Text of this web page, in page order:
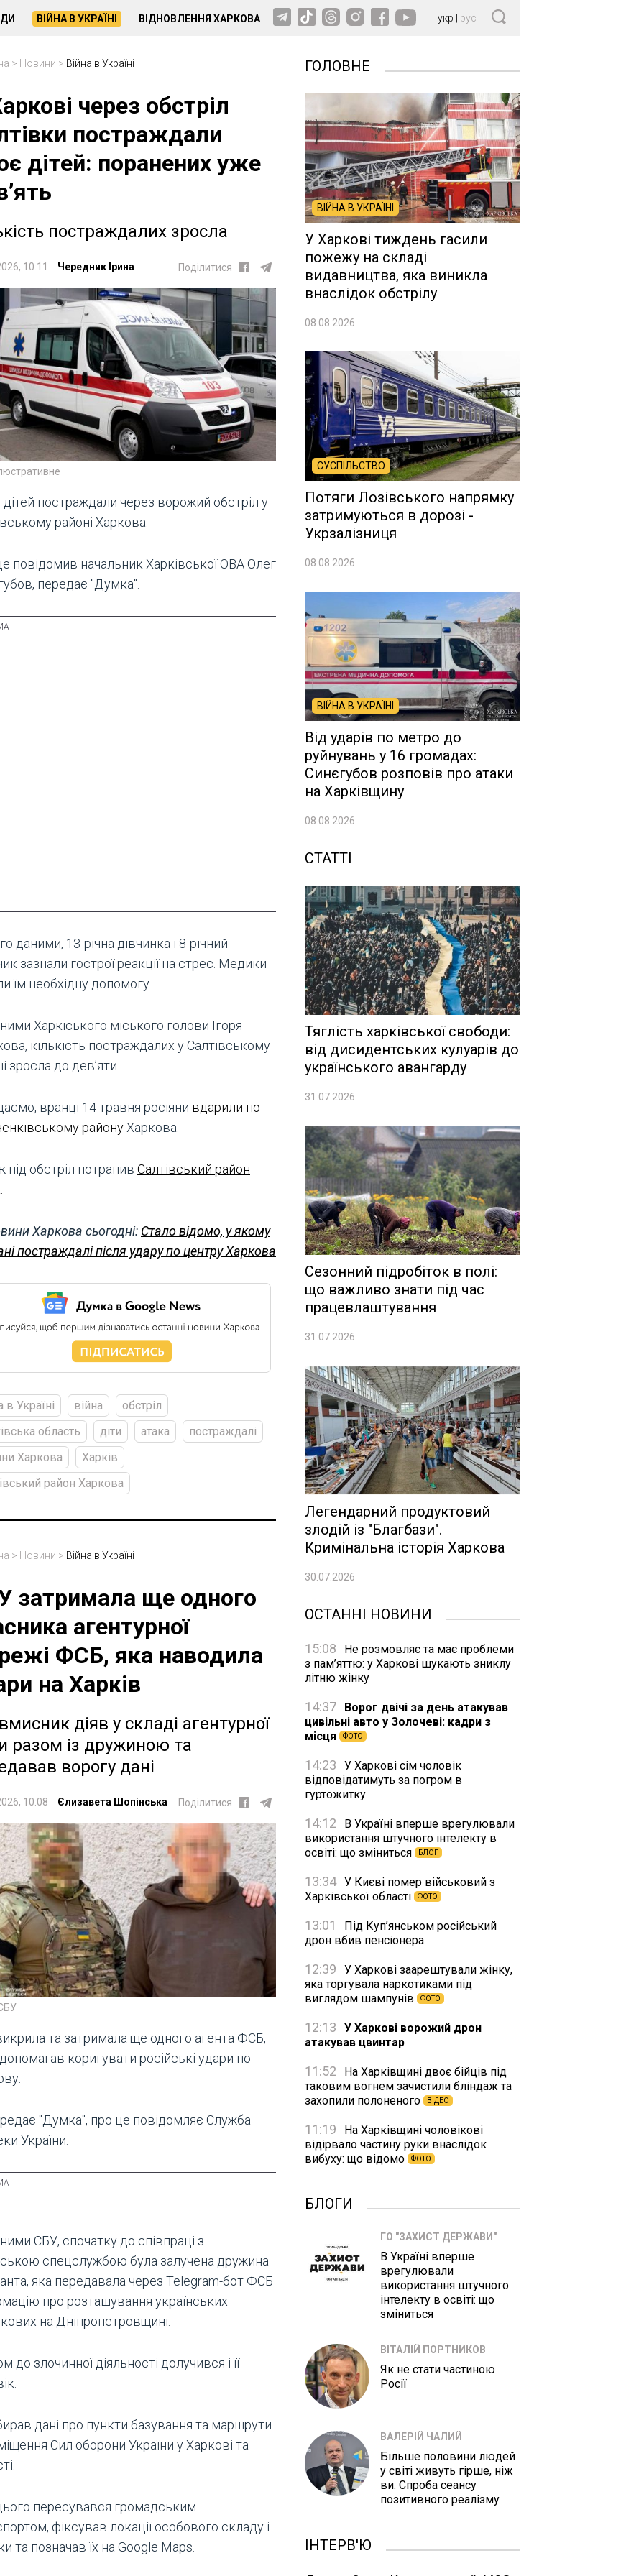
ВІЙНА В УКРАЇНІ ВІДНОВЛЕННЯ ХАРКОВА укр рус
> Новини > Війна в Україні
через обстріл
постраждали
дітей: поранених уже
постраждалих зросла
10:11 Чередник Ірина Поділитися
постраждали через ворожий обстріл у
районі Харкова.
повідомив начальник Харківської ОВА Олег
передає "Думка".
даними, 13-річна дівчинка і 8-річний
зазнали гострої реакції на стрес. Медики
їм необхідну допомогу.
Харкіського міського голови Ігоря
кількість постраждалих у Салтівському
зросла до дев’яти.
вранці 14 травня росіяни вдарили по
районуХаркова.
під обстріл потрапив Салтівський район
Харкова сьогодні: Стало відомо, у якому
постраждалі після удару по центру Харкова
в Україні війна
обстріл
область
діти атака
постраждалі
Харкова
Харків
район Харкова
> Новини > Війна в Україні
затримала ще одного
агентурної
ФСБ, яка наводила
на Харків
діяв у складі агентурної
разом із дружиною та
ворогу дані
10:08 Єлизавета Шопінська Поділитися
та затримала ще одного агента ФСБ,
коригувати російські удари по
"Думка", про це повідомляє Служба
України.
СБУ, спочатку до співпраці з
спецслужбою була залучена дружина
яка передавала через Telegram-бот ФСБ
про розташування українських
на Дніпропетровщині.
до злочинної діяльності долучився і її
дані про пункти базування та маршрути
Сил оборони України у Харкові та
пересувався громадським
фіксував локації особового складу і
та позначав їх на Google Maps.
ГОЛОВНЕ
ВІЙНА В УКРАЇНІ
У Харкові тиждень гасили
пожежу на складі
видавництва, яка виникла
внаслідок обстрілу
08.08.2026
СУСПІЛЬСТВО
Потяги Лозівського напрямку
затримуються в дорозі -
Укрзалізниця
08.08.2026
ВІЙНА В УКРАЇНІ
Від ударів по метро до
руйнувань у 16 громадах:
Синєгубов розповів про атаки
на Харківщину
08.08.2026
СТАТТІ
Тяглість харківської свободи:
від дисидентських кулуарів до
українського авангарду
31.07.2026
Сезонний підробіток в полі:
що важливо знати під час
працевлаштування
31.07.2026
Легендарний продуктовий
злодій із "Благбази".
Кримінальна історія Харкова
30.07.2026
ОСТАННІ НОВИНИ
15:08
Не розмовляє та має проблеми
з пам’яттю: у Харкові шукають зниклу
літню жінку
14:37
Ворог двічі за день атакував
цивільні авто у Золочеві: кадри з
місця
ФОТО
14:23
У Харкові сім чоловік
відповідатимуть за погром в
гуртожитку
14:12
В Україні вперше врегулювали
використання штучного інтелекту в
освіті: що зміниться
БЛОГ
13:34 У Києві помер військовий з
Харківської області
ФОТО
13:01
Під Куп’янськом російський
дрон вбив пенсіонера
12:39
У Харкові заарештували жінку,
яка торгувала наркотиками під
виглядом шампунів
ФОТО
12:13
У Харкові ворожий дрон
атакував цвинтар
11:52
На Харківщині двоє бійців під
таковим вогнем зачистили бліндаж та
захопили полоненого
ВІДЕО
11:19
На Харківщині чоловікові
відірвало частину руки внаслідок
вибуху: що відомо
ФОТО
БЛОГИ
ГО "ЗАХИСТ ДЕРЖАВИ"
В Україні вперше
врегулювали
використання штучного
інтелекту в освіті: що
зміниться
ВІТАЛІЙ ПОРТНИКОВ
Як не стати частиною
Росії
ВАЛЕРІЙ ЧАЛИЙ
Більше половини людей
у світі живуть гірше, ніж
ви. Спроба сеансу
позитивного реалізму
ІНТЕРВ'Ю